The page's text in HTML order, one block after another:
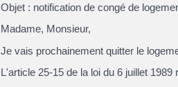
Objet : notification de congé de
Madame, Monsieur,
Je vais prochainement quitter le
L'article 25-15 de la loi du 6 juillet